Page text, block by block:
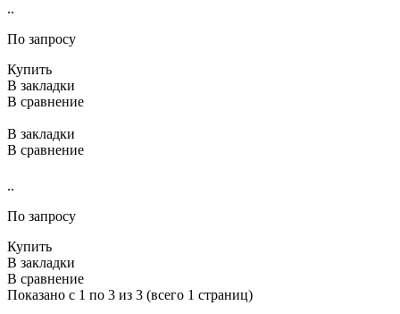
..
По запросу
Купить
В закладки
В сравнение
В закладки
В сравнение
..
По запросу
Купить
В закладки
В сравнение
Показано с 1 по 3 из 3 (всего 1 страниц)